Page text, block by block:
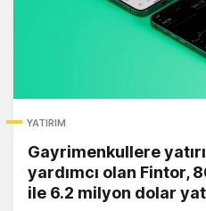
YATIRIM
Gayrimenkullere
yardımcı olan Fintor,
ile 6.2 milyon dolar